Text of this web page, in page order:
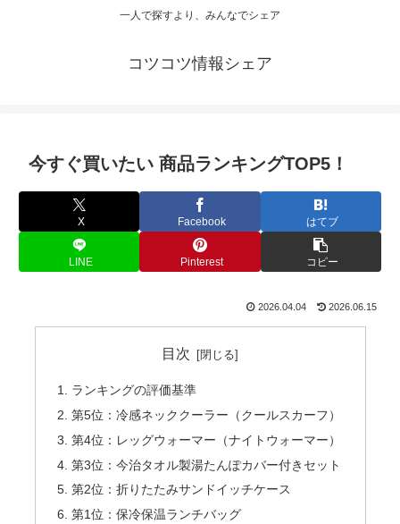
一人で探すより、みんなでシェア
コツコツ情報シェア
今すぐ買いたい 商品ランキングTOP5！
X Facebook はてブ
LINE Pinterest コピー
2026.04.04 2026.06.15
目次
ランキングの評価基準
第5位：冷感ネッククーラー（クールスカーフ）
第4位：レッグウォーマー（ナイトウォーマー）
第3位：今治タオル製湯たんぽカバー付きセット
第2位：折りたたみサンドイッチケース
第1位：保冷保温ランチバッグ